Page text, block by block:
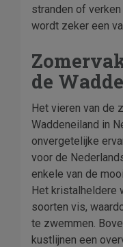
stranden of
wordt zeker een
de
Het vieren van de
Waddeneiland in
onvergetelijke
voor de
enkele van de
Het kristalheldere
soorten vis,
te zwemmen.
kustlijnen een